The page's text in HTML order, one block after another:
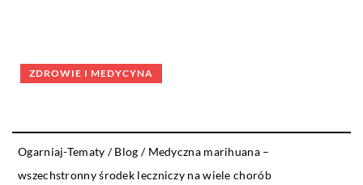
ZDROWIE I MEDYCYNA
Ogarniaj-Tematy /Blog / Medyczna marihuana –
wszechstronny środek leczniczy na wiele chorób